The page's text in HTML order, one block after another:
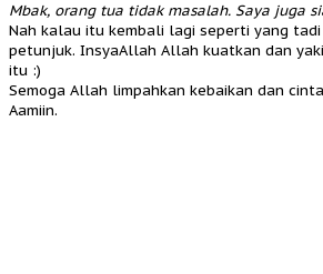
Mbak, orang tua tidak masalah. Saya juga
Nah kalau itu kembali lagi seperti yang
petunjuk. InsyaAllah Allah kuatkan dan
itu :)
Semoga Allah limpahkan kebaikan dan
Aamiin.